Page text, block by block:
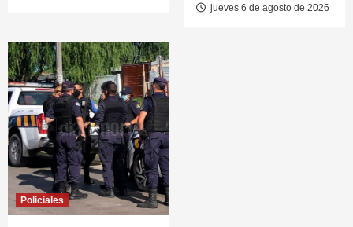
jueves 6 de agosto de 2026
Policiales